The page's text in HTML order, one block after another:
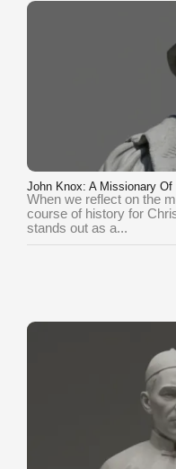
John Knox: A Missionary
When we reflect on the
course of history for
stands out as a...